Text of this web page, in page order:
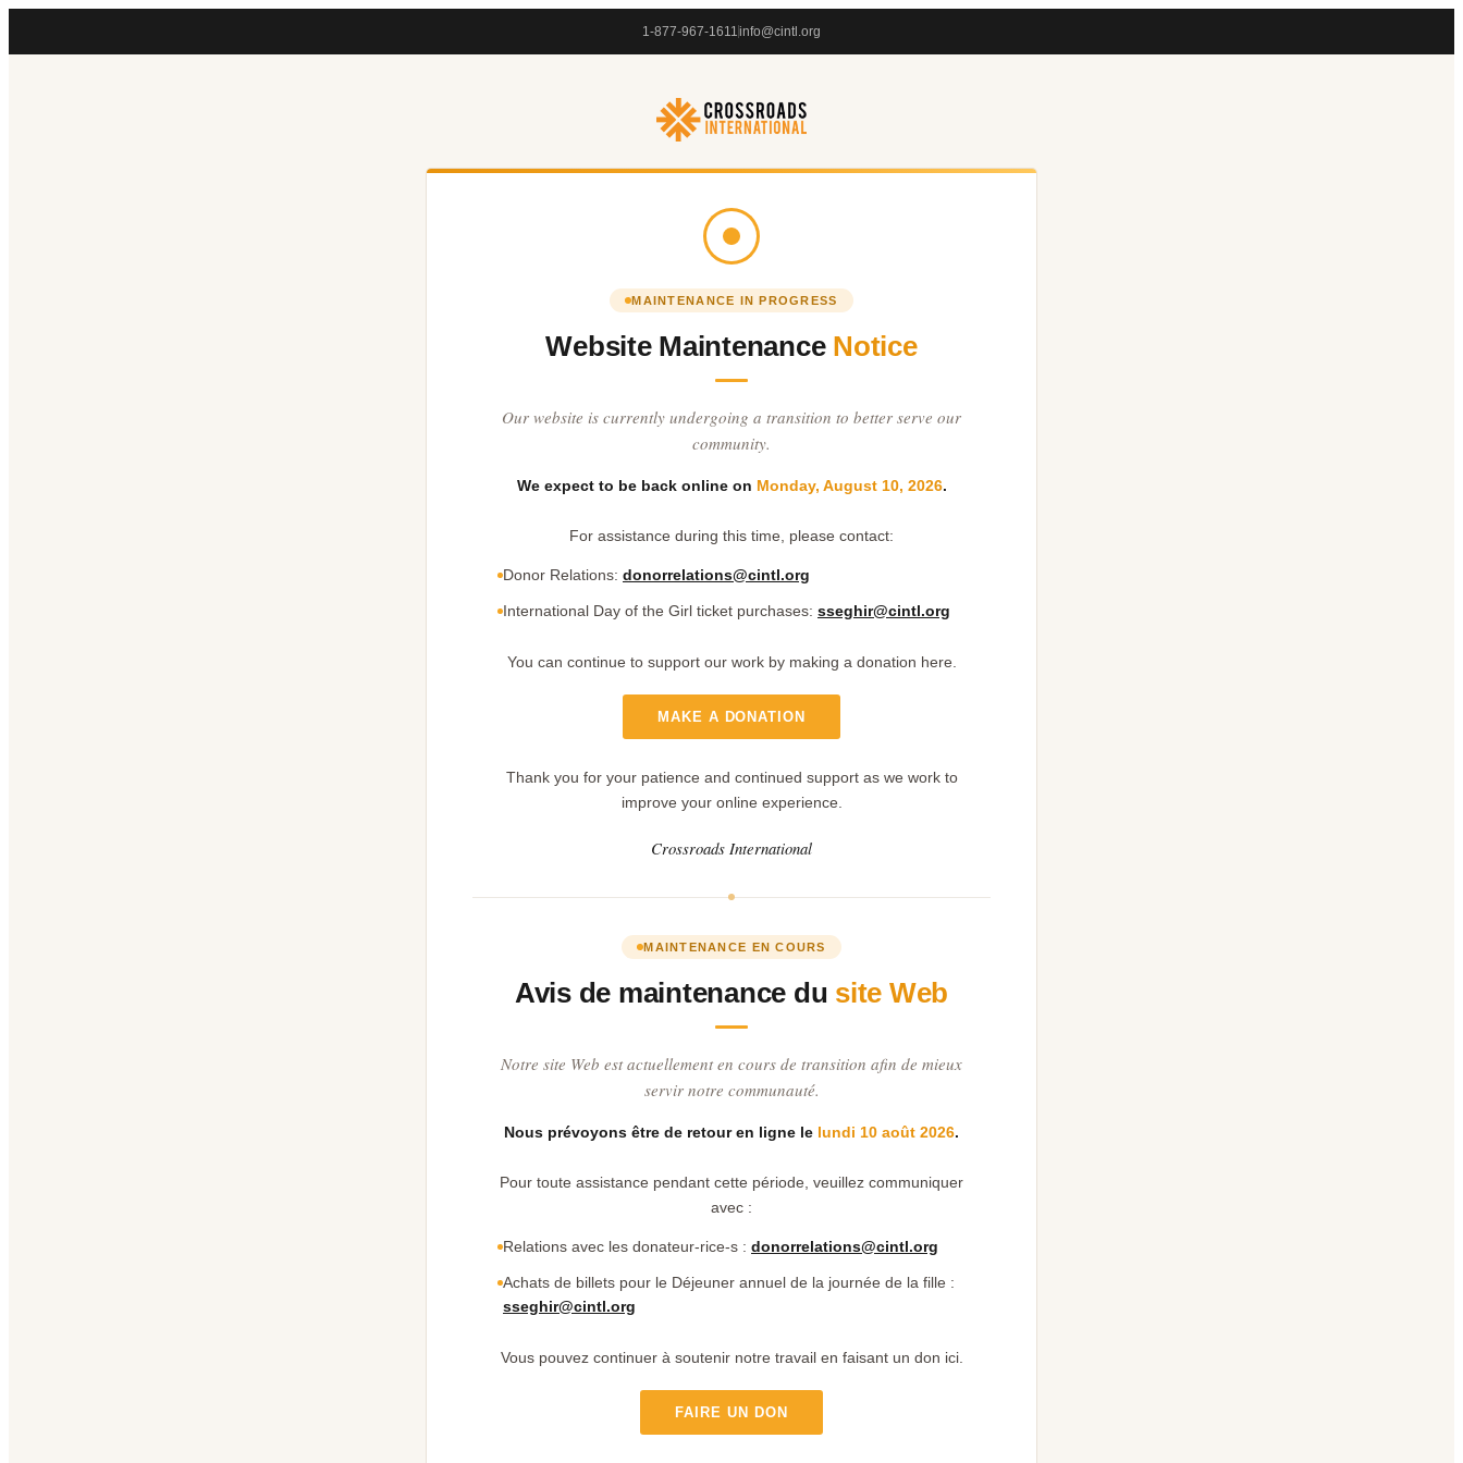
1-877-967-1611info@cintl.org
MAINTENANCE IN PROGRESS
Website Maintenance Notice
Our website is currently undergoing a transition to better serve our
community.
We expect to be back online on Monday, August 10, 2026.
For assistance during this time, please contact:
Donor Relations: donorrelations@cintl.org
International Day of the Girl ticket purchases: sseghir@cintl.org
You can continue to support our work by making a donation here.
MAKE A DONATION
Thank you for your patience and continued support as we work to
improve your online experience.
Crossroads International
MAINTENANCE EN COURS
Avis de maintenance du site Web
Notre site Web est actuellement en cours de transition afin de mieux
servir notre communauté.
Nous prévoyons être de retour en ligne le lundi 10 août 2026.
Pour toute assistance pendant cette période, veuillez communiquer
avec :
Relations avec les donateur-rice-s : donorrelations@cintl.org
Achats de billets pour le Déjeuner annuel de la journée de la fille :
sseghir@cintl.org
Vous pouvez continuer à soutenir notre travail en faisant un don ici.
FAIRE UN DON